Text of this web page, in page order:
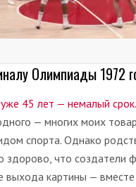
Олимпиады 1972
45 лет — немалый срок.
— многих моих
спорта. Однако
здорово, что создатели
выхода картины —